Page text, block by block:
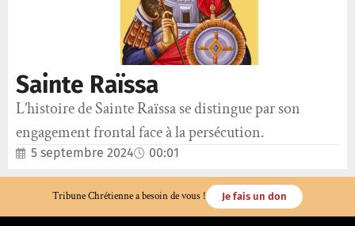
Sainte Raïssa
L’histoire de Sainte Raïssa se distingue par son
engagement frontal face à la persécution.
5 septembre 2024 00:01
Tribune Chrétienne a besoin de vous ! Je fais un don